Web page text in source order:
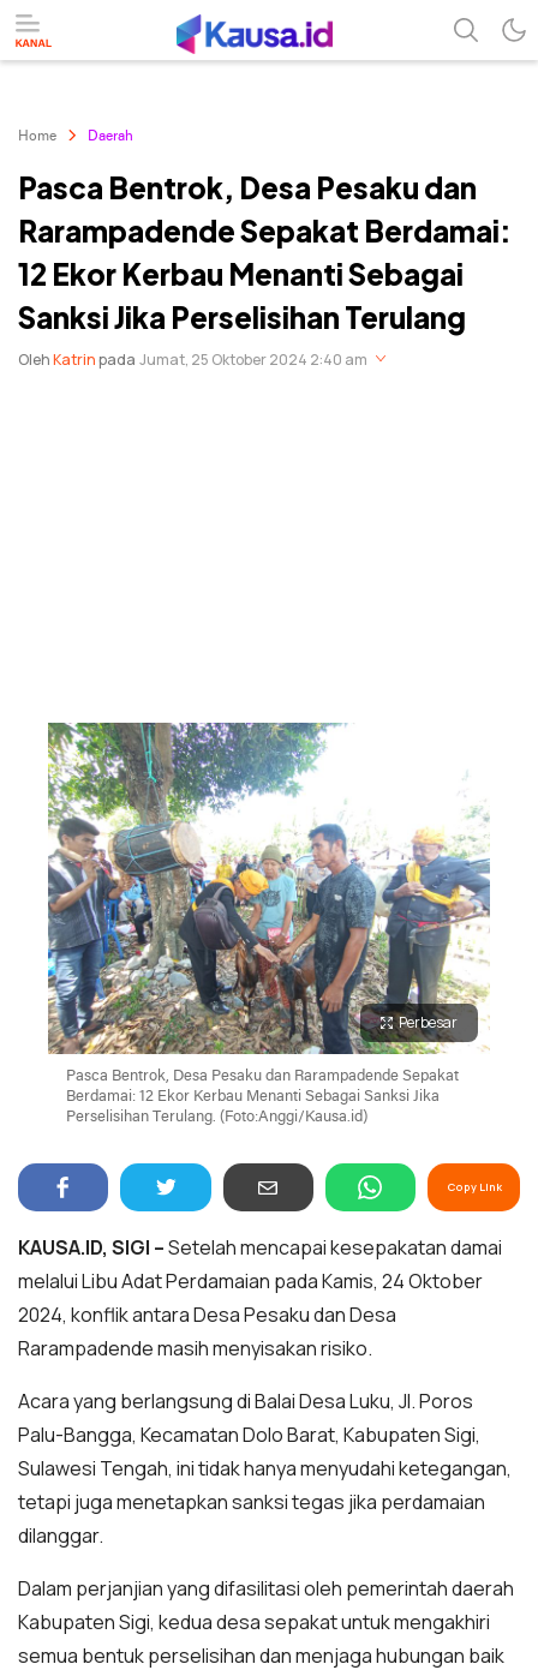
Home Daerah
Pasca Bentrok, Desa Pesaku dan
Rarampadende Sepakat Berdamai:
12 Ekor Kerbau Menanti Sebagai
Sanksi Jika Perselisihan Terulang
OlehKatrinpada Jumat, 25 Oktober 2024 2:40 am
Perbesar
Pasca Bentrok, Desa Pesaku dan Rarampadende Sepakat
Berdamai: 12 Ekor Kerbau Menanti Sebagai Sanksi Jika
Perselisihan Terulang. (Foto:Anggi/Kausa.id)
Copy Link
KAUSA.ID, SIGI –Setelah mencapai kesepakatan damai
melalui Libu Adat Perdamaian pada Kamis, 24 Oktober
2024, konflik antara Desa Pesaku dan Desa
Rarampadende masih menyisakan risiko.
Acara yang berlangsung di Balai Desa Luku, Jl. Poros
Palu-Bangga, Kecamatan Dolo Barat, Kabupaten Sigi,
Sulawesi Tengah, ini tidak hanya menyudahi ketegangan,
tetapi juga menetapkan sanksi tegas jika perdamaian
dilanggar.
Dalam perjanjian yang difasilitasi oleh pemerintah daerah
Kabupaten Sigi, kedua desa sepakat untuk mengakhiri
semua bentuk perselisihan dan menjaga hubungan baik